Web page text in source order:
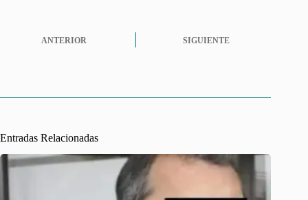
ANTERIOR SIGUIENTE
Entradas Relacionadas